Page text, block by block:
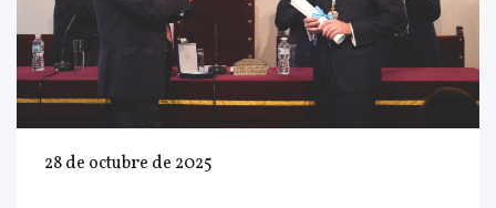
28 de octubre de 2025